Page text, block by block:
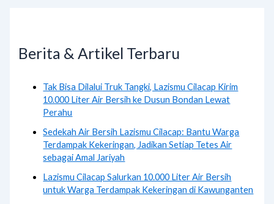
Berita & Artikel Terbaru
Tak Bisa Dilalui Truk Tangki, Lazismu Cilacap Kirim
10.000 Liter Air Bersih ke Dusun Bondan Lewat
Perahu
Sedekah Air Bersih Lazismu Cilacap: Bantu Warga
Terdampak Kekeringan, Jadikan Setiap Tetes Air
sebagai Amal Jariyah
Lazismu Cilacap Salurkan 10.000 Liter Air Bersih
untuk Warga Terdampak Kekeringan di Kawunganten